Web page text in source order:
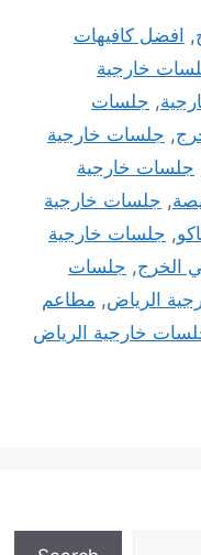
, افضل كافيهات
خارجية
, جلسات
, جلسات خارجية
جلسات خارجية
, جلسات خارجية
, جلسات خارجية
الخرج, جلسات
الرياض, مطاعم
خارجية الرياض